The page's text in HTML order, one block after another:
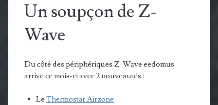
Un soupçon de Z-
Wave
Du côté des périphériques Z-Wave eedomus
arrive ce mois-ci avec 2 nouveautés :
Le Thermostat Airzone